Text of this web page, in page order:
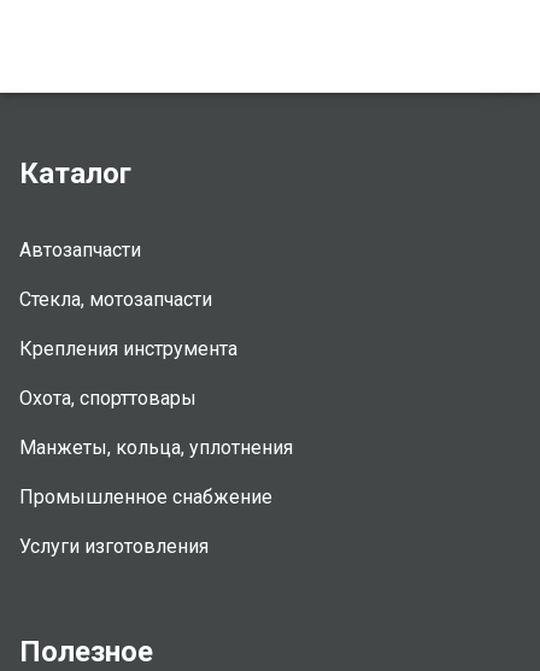
Каталог
Автозапчасти
Стекла, мотозапчасти
Крепления инструмента
Охота, спорттовары
Манжеты, кольца, уплотнения
Промышленное снабжение
Услуги изготовления
Полезное